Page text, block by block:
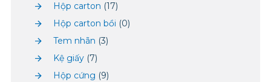
Hộp carton (17)
Hộp carton bồi (0)
Tem nhãn (3)
Kệ giấy (7)
Hộp cứng (9)